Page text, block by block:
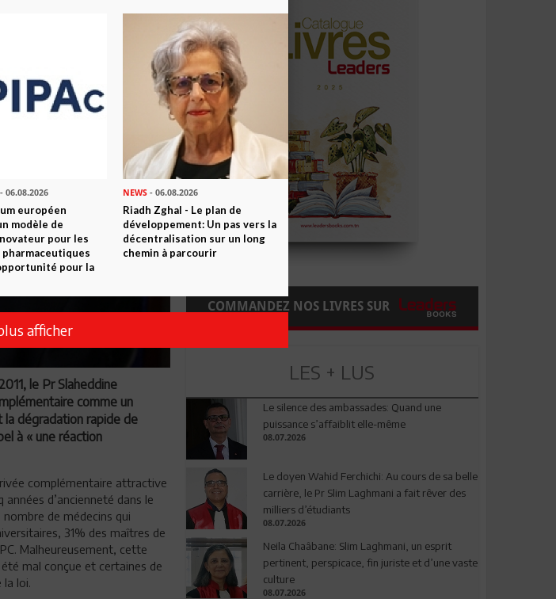
le Pr Slaheddine
comme un
la dégradation rapide de
à « une réaction
complémentaire attractive
d’ancienneté dans le
de médecins qui
31% des maîtres de
Malheureusement, cette
mal conçue et certaines de
la loi.
COMMANDEZ NOS LIVRES SUR
LES + LUS
Le silence des ambassades: Quand une
puissance s’affaiblit elle-même
08.07.2026
Le doyen Wahid Ferchichi: Au cours de sa belle
carrière, le Pr Slim Laghmani a fait rêver des
milliers d’étudiants
08.07.2026
Neila Chaâbane: Slim Laghmani, un esprit
pertinent, perspicace, fin juriste et d’une vaste
culture
08.07.2026
- 06.08.2026
européen
modèle de
pour les
pour la
NEWS- 06.08.2026
Riadh Zghal - Le plan de
développement: Un pas vers la
décentralisation sur un long
chemin à parcourir
afficher